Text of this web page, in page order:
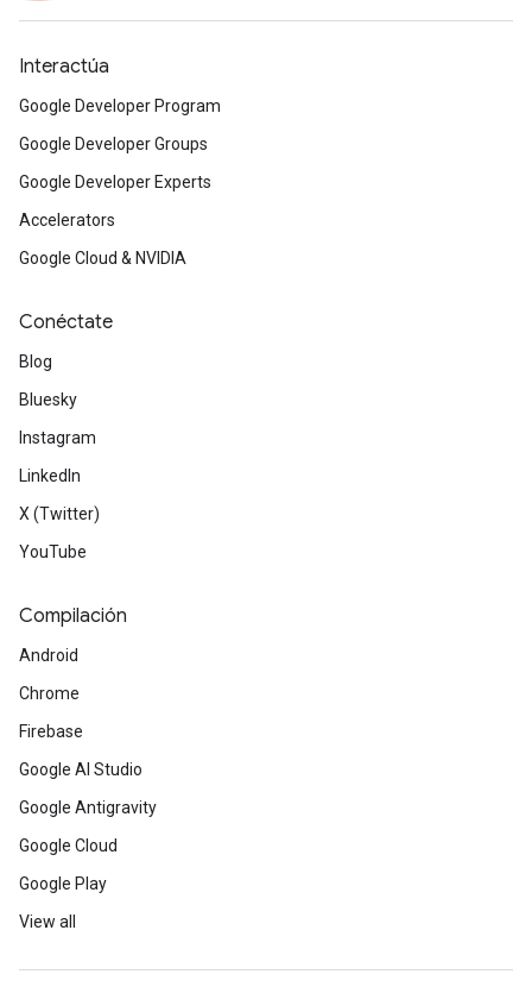
Interactúa
Google Developer Program
Google Developer Groups
Google Developer Experts
Accelerators
Google Cloud & NVIDIA
Conéctate
Blog
Bluesky
Instagram
LinkedIn
X (Twitter)
YouTube
Compilación
Android
Chrome
Firebase
Google AI Studio
Google Antigravity
Google Cloud
Google Play
View all